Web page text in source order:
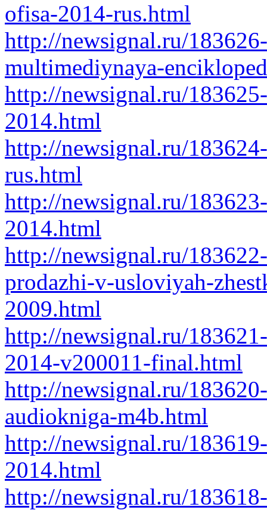
ofisa-2014-rus.html
http://newsignal.ru/
multimediynaya-
http://newsignal.ru/
2014.html
http://newsignal.ru/
rus.html
http://newsignal.ru/
2014.html
http://newsignal.ru/
prodazhi-v-usloviyah-
2009.html
http://newsignal.ru/
2014-v200011-final.html
http://newsignal.ru/
audiokniga-m4b.html
http://newsignal.ru/
2014.html
http://newsignal.ru/